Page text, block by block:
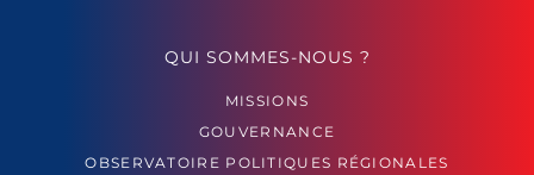
QUI SOMMES-NOUS ?
MISSIONS
GOUVERNANCE
OBSERVATOIRE POLITIQUES RÉGIONALES